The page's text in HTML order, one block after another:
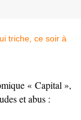
« Capital »,
et abus :